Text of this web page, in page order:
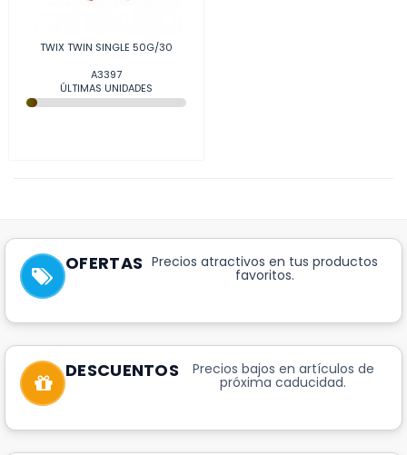
TWIX TWIN SINGLE 50G/30
A3397
ÚLTIMAS UNIDADES
OFERTAS Precios atractivos en tus productos
favoritos.
DESCUENTOS Precios bajos en artículos de
próxima caducidad.